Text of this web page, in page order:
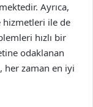
Ayrıca,
hizmetleri ile de
hızlı bir
odaklanan
her zaman en iyi